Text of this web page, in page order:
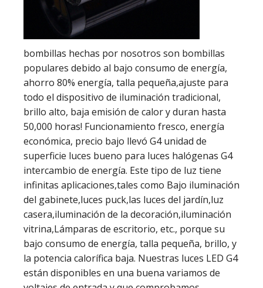
bombillas hechas por nosotros son bombillas
populares debido al bajo consumo de energía,
ahorro 80% energía, talla pequeña,ajuste para
todo el dispositivo de iluminación tradicional,
brillo alto, baja emisión de calor y duran hasta
50,000 horas! Funcionamiento fresco, energía
económica, precio bajo llevó G4 unidad de
superficie luces bueno para luces halógenas G4
intercambio de energía. Este tipo de luz tiene
infinitas aplicaciones,tales como Bajo iluminación
del gabinete,luces puck,las luces del jardín,luz
casera,iluminación de la decoración,iluminación
vitrina,Lámparas de escritorio, etc., porque su
bajo consumo de energía, talla pequeña, brillo, y
la potencia calorífica baja. Nuestras luces LED G4
están disponibles en una buena variamos de